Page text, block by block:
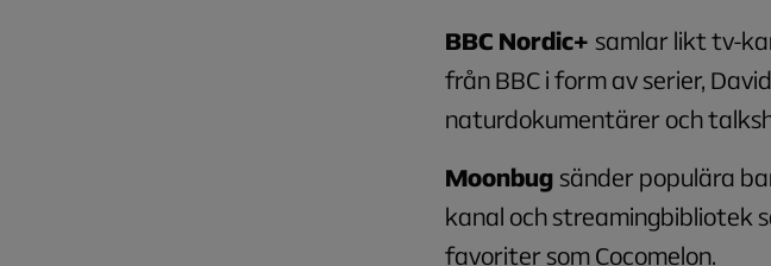
BBC Nordic+ samlar likt tv-
från BBC i form av serier,
naturdokumentärer och
Moonbug sänder populära
kanal och streamingbibliotek
favoriter som Cocomelon.